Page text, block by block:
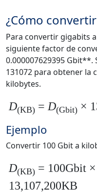
¿Cómo
Para convertir gigabits
siguiente factor de
0.000007629395
131072 para obtener la
kilobytes.
D(KB) =D(Gbit) ×
Ejemplo
Convertir 100 Gbit a
D(KB) = 100Gbit
13,107,200KB